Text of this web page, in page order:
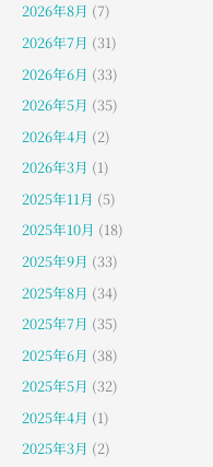
2026年8月 (7)
2026年7月 (31)
2026年6月 (33)
2026年5月 (35)
2026年4月 (2)
2026年3月 (1)
2025年11月 (5)
2025年10月 (18)
2025年9月 (33)
2025年8月 (34)
2025年7月 (35)
2025年6月 (38)
2025年5月 (32)
2025年4月 (1)
2025年3月 (2)